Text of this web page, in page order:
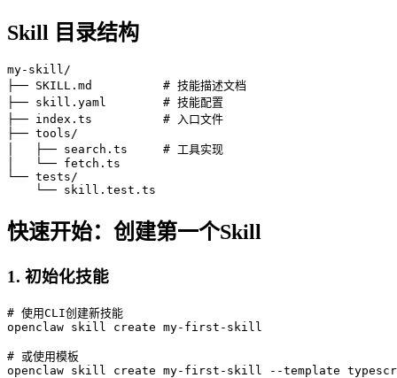
Skill 目录结构
my-skill/
├── SKILL.md          # 技能描述文档
├── skill.yaml        # 技能配置
├── index.ts          # 入口文件
├── tools/
│   ├── search.ts     # 工具实现
│   └── fetch.ts
└── tests/
    └── skill.test.ts
快速开始：创建第一个Skill
1. 初始化技能
# 使用CLI创建新技能
openclaw skill create my-first-skill
# 或使用模板
openclaw skill create my-first-skill --template